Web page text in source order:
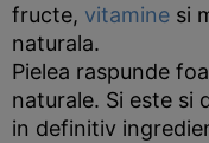
fructe, vitamine si
naturala.
Pielea raspunde
naturale. Si este si
in definitiv